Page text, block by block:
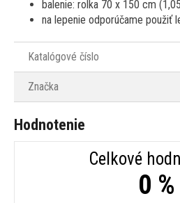
balenie: rolka 70 x 150 cm
na lepenie odporúčame použiť
Katalógové číslo
Značka
Hodnotenie
Celkové
0 %